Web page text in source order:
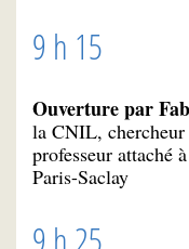
9 h 15
Ouverture par
la CNIL,
professeur attaché
Paris-Saclay
9 h 25